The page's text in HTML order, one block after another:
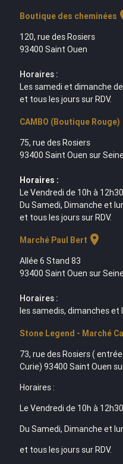
Boutique des cheminées
120, rue des Rosiers
93400 Saint Ouen
Horaires :
Les samedi et dimanche
et tous les jours sur RDV.
CAMBO (Boutique Rouge)
75, rue des Rosiers
93400 Saint Ouen sur
Horaires :
Le Vendredi de 10h à
Du Samedi, Dimanche et
et tous les jours sur RDV.
Marché Paul Bert location_on
Allée 6 Stand 83
93400 Saint Ouen sur
Horaires :
les samedis, dimanches et
Stone Legend - Marché
73, rue des Rosiers (
Curie) 93400 Saint Ouen
Horaires :
Le Vendredi de 10h à
Du Samedi, Dimanche et
et tous les jours sur RDV.